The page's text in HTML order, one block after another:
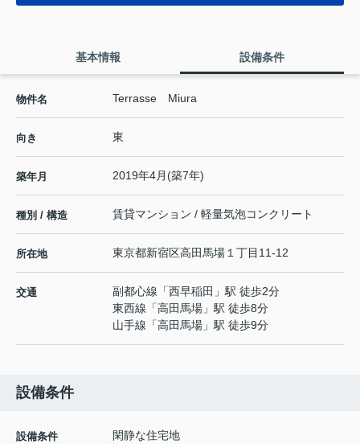
基本情報 設備条件
物件名 Terrasse Miura
向き 東
築年月 2019年4月(築7年)
種別 / 構造 賃貸マンション / 軽量気泡コンクリート
所在地 東京都新宿区高田馬場 １丁目11-12
交通 副都心線 「西早稲田 」駅 徒歩2分
東西線 「高田馬場 」駅 徒歩8分
山手線 「高田馬場 」駅 徒歩9分
設備条件
設備条件
閑静な住宅地